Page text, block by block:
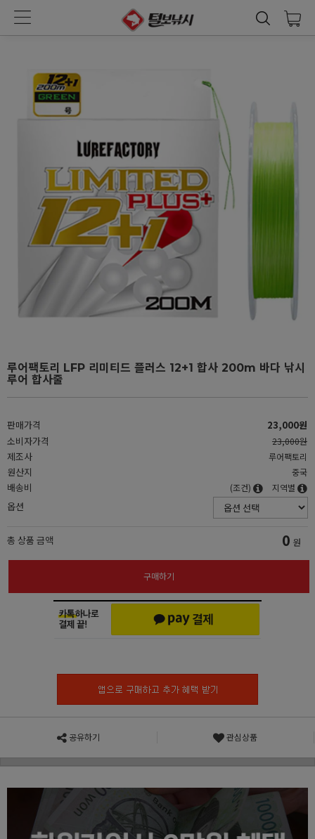
루어팩토리 LFP 리미티드 플러스 12+1 합사 200m 바다 낚시
루어 합사줄
판매가격
23,000원
소비자가격
23,000원
제조사 루어팩토리
원산지 중국
배송비 (조건) 지역별
옵션
총 상품 금액 0 원
구매하기
공유하기 관심상품